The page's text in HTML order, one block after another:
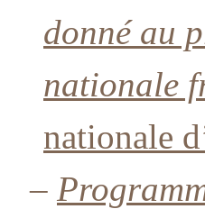
donné au
nationale
nationale
–